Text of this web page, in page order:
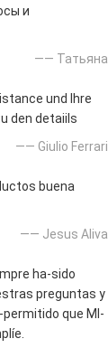
и
—— Татьяна
und Ihre
den detaiils
—— Giulio Ferrari
buena
—— Jesus Aliva
ha-sido
preguntas y
que MI-